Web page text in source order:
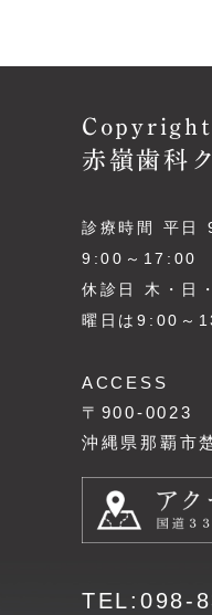
赤嶺歯科
診療時間 平日
9:00～17:00
休診日 木・日
曜日は9:00～
ACCESS
〒900-0023
沖縄県那覇市
TEL:098-